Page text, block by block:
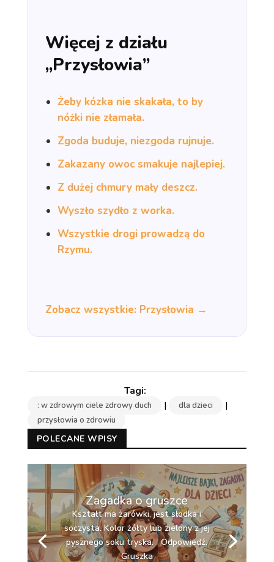
Więcej z działu
„Przysłowia”
Żeby kózka nie skakała, to by
nóżki nie złamała.
Zgoda buduje, niezgoda rujnuje.
Zakazany owoc smakuje najlepiej.
Z dużej chmury mały deszcz.
Wyszło szydło z worka.
Wszystkie drogi prowadzą do
Rzymu.
Zobacz wszystkie: Przysłowia →
: w zdrowym ciele zdrowy duch | dla dzieci |
przysłowia o zdrowiu
POLECANE WPISY
Zagadka o gruszce
Kształt ma żarówki, jest słodka i
soczysta. Kolor żółty lub zielony z jej
pysznego soku tryska. Odpowiedź:
Gruszka